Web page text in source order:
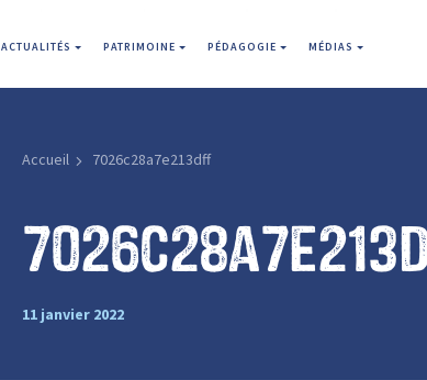
ACTUALITÉS PATRIMOINE PÉDAGOGIE MÉDIAS
Accueil 7026c28a7e213dff
11 janvier 2022